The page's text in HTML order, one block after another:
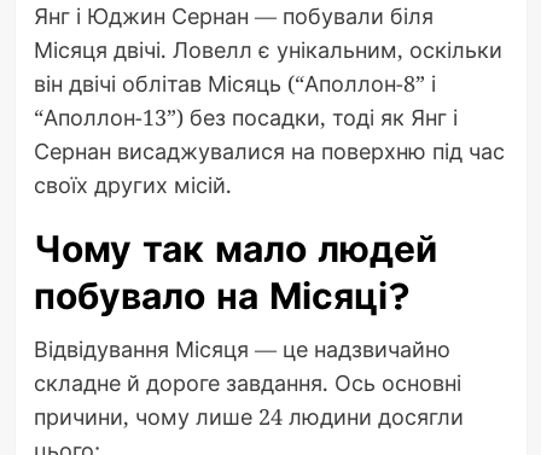
Янг і Юджин Сернан — побували біля
Місяця двічі. Ловелл є унікальним, оскільки
він двічі облітав Місяць (“Аполлон-8” і
“Аполлон-13”) без посадки, тоді як Янг і
Сернан висаджувалися на поверхню під час
своїх других місій.
Чому так мало людей
побувало на Місяці?
Відвідування Місяця — це надзвичайно
складне й дороге завдання. Ось основні
причини, чому лише 24 людини досягли